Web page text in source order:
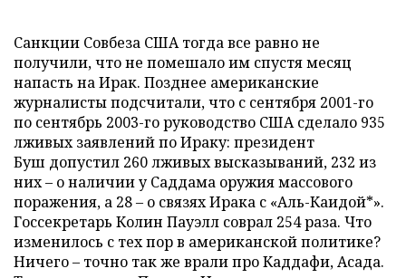
Санкции Совбеза США тогда все равно не
получили, что не помешало им спустя месяц
напасть на Ирак. Позднее американские
журналисты подсчитали, что с сентября 2001-го
по сентябрь 2003-го руководство США сделало 935
лживых заявлений по Ираку: президент
Буш допустил 260 лживых высказываний, 232 из
них – о наличии у Саддама оружия массового
поражения, а 28 – о связях Ирака с «Аль-Каидой*».
Госсекретарь Колин Пауэлл соврал 254 раза. Что
изменилось с тех пор в американской политике?
Ничего – точно так же врали про Каддафи, Асада.